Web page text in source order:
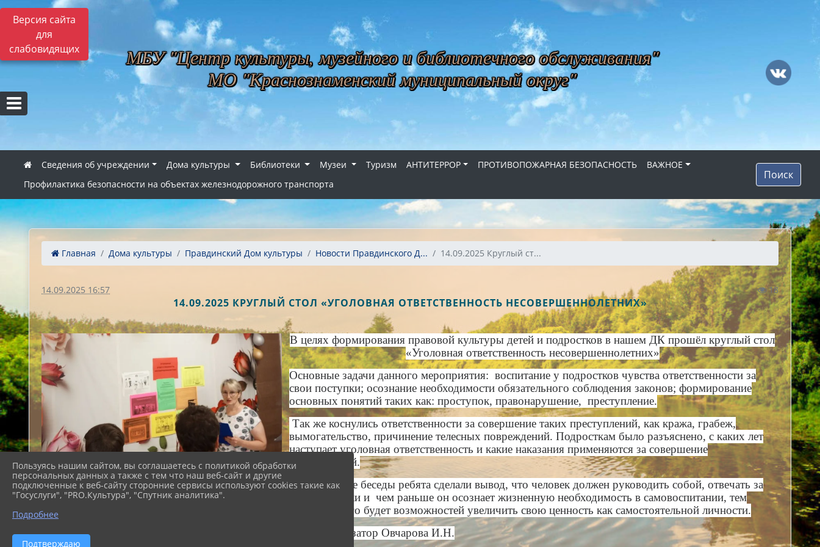
Версия сайта
для
слабовидящих
МБУ "Центр культуры, музейного и библиотечного обслуживания"
МО "Краснознаменский муниципальный округ"
Сведения об учреждении Дома культуры Библиотеки Музеи Туризм АНТИТЕРРОР ПРОТИВОПОЖАРНАЯ БЕЗОПАСНОСТЬ
ВАЖНОЕ
Профилактика безопасности на объектах железнодорожного транспорта
Поиск
Главная Дома культуры Правдинский Дом культуры Новости Правдинского Д... 14.09.2025 Круглый ст...
14.09.2025 16:57 18
14.09.2025 КРУГЛЫЙ СТОЛ «УГОЛОВНАЯ ОТВЕТСТВЕННОСТЬ НЕСОВЕРШЕННОЛЕТНИХ»
В целях формирования правовой культуры детей и подростков в нашем ДК прошёл круглый стол
«Уголовная ответственность несовершеннолетних»
Основные задачи данного мероприятия: воспитание у подростков чувства ответственности за
свои поступки; осознание необходимости обязательного соблюдения законов; формирование
основных понятий таких как: проступок, правонарушение, преступление.
Так же коснулись ответственности за совершение таких преступлений, как кража, грабеж,
вымогательство, причинение телесных повреждений. Подросткам было разъяснено, с каких лет
наступает уголовная ответственность и какие наказания применяются за совершение
преступлений.
В завершение беседы ребята сделали вывод, что человек должен руководить собой, отвечать за
свои поступки и чем раньше он осознает жизненную необходимость в самовоспитании, тем
больше у него будет возможностей увеличить свою ценность как самостоятельной личности.
Культорганизатор Овчарова И.Н.
Пользуясь нашим сайтом, вы соглашаетесь с политикой обработки
персональных данных а также с тем что наш веб-сайт и другие
подключенные к веб-сайту сторонние сервисы используют cookies такие как
"Госуслуги", "PRO.Культура", "Спутник аналитика".
Подробнее
Подтверждаю